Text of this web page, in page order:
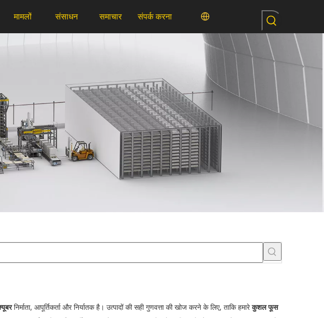
मामलों संसाधन समाचार संपर्क करना
निर्माता, आपूर्तिकर्ता और निर्यातक है। उत्पादों की सही गुणवत्ता की खोज करने के लिए, ताकि हमारेकुशल फूस